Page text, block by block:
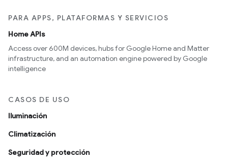
PARA APPS, PLATAFORMAS Y SERVICIOS
Home APIs
Access over 600M devices, hubs for Google Home and Matter
infrastructure, and an automation engine powered by Google
intelligence
CASOS DE USO
Iluminación
Climatización
Seguridad y protección